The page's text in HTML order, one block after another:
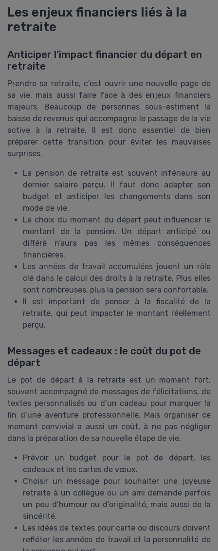
Les enjeux financiers liés à la
retraite
Anticiper l’impact financier du départ en
retraite
Prendre sa retraite, c’est ouvrir une nouvelle page de
sa vie, mais aussi faire face à des enjeux financiers
majeurs. Beaucoup de personnes sous-estiment la
baisse de revenus qui accompagne le passage de la vie
active à la retraite. Il est donc essentiel de bien
préparer cette transition pour éviter les mauvaises
surprises.
La pension de retraite est souvent inférieure au
dernier salaire perçu. Il faut donc adapter son
budget et anticiper les changements dans son
mode de vie.
Le choix du moment du départ peut influencer le
montant de la pension. Un départ anticipé ou
différé n’aura pas les mêmes conséquences
financières.
Les années de travail accumulées jouent un rôle
clé dans le calcul des droits à la retraite. Plus elles
sont nombreuses, plus la pension sera confortable.
Il est important de penser à la fiscalité de la
retraite, qui peut impacter le montant réellement
perçu.
Messages et cadeaux : le coût du pot de
départ
Le pot de départ à la retraite est un moment fort,
souvent accompagné de messages de félicitations, de
textes personnalisés ou d’un cadeau pour marquer la
fin d’une aventure professionnelle. Mais organiser ce
moment convivial a aussi un coût, à ne pas négliger
dans la préparation de sa nouvelle étape de vie.
Prévoir un budget pour le pot de départ, les
cadeaux et les cartes de vœux.
Choisir un message pour souhaiter une joyeuse
retraite à un collègue ou un ami demande parfois
un peu d’humour ou d’originalité, mais aussi de la
sincérité.
Les idées de textes pour carte ou discours doivent
refléter les années de travail et la personnalité de